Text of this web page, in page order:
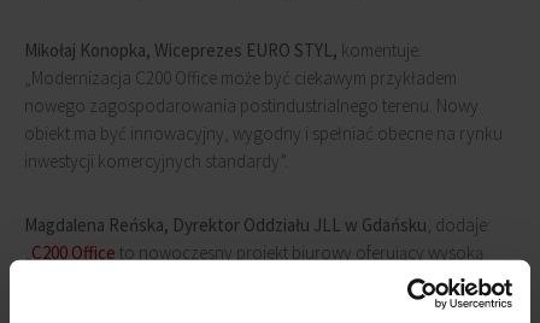
Mikołaj Konopka, Wiceprezes EURO STYL, komentuje:
„Modernizacja C200 Office może być ciekawym przykładem
nowego zagospodarowania postindustrialnego terenu. Nowy
obiekt ma być innowacyjny, wygodny i spełniać obecne na rynku
inwestycji komercyjnych standardy”.
Magdalena Reńska, Dyrektor Oddziału JLL w Gdańsku, dodaje:
C200 Office to nowoczesny projekt biurowy oferujący wysoką
jakość w przystępnych stawkach najmu. W C200 czynsze będą
niższe o około 10-20% niż w typowych obiektach biurowych